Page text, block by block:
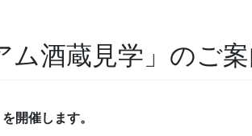
ム酒蔵見学」のご案
開催します。